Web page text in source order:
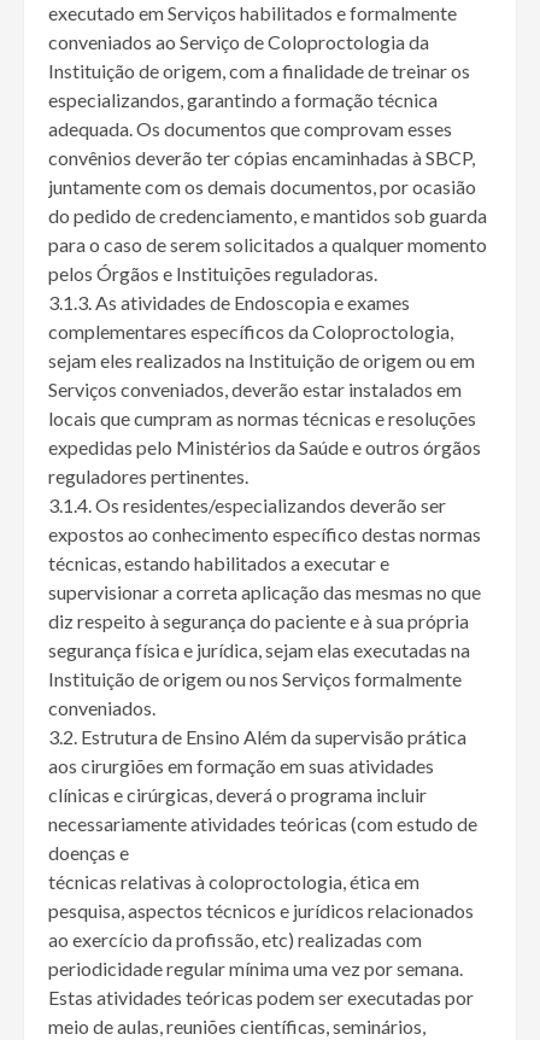
executado em Serviços habilitados e formalmente
conveniados ao Serviço de Coloproctologia da
Instituição de origem, com a finalidade de treinar os
especializandos, garantindo a formação técnica
adequada. Os documentos que comprovam esses
convênios deverão ter cópias encaminhadas à SBCP,
juntamente com os demais documentos, por ocasião
do pedido de credenciamento, e mantidos sob guarda
para o caso de serem solicitados a qualquer momento
pelos Órgãos e Instituições reguladoras.
3.1.3. As atividades de Endoscopia e exames
complementares específicos da Coloproctologia,
sejam eles realizados na Instituição de origem ou em
Serviços conveniados, deverão estar instalados em
locais que cumpram as normas técnicas e resoluções
expedidas pelo Ministérios da Saúde e outros órgãos
reguladores pertinentes.
3.1.4. Os residentes/especializandos deverão ser
expostos ao conhecimento específico destas normas
técnicas, estando habilitados a executar e
supervisionar a correta aplicação das mesmas no que
diz respeito à segurança do paciente e à sua própria
segurança física e jurídica, sejam elas executadas na
Instituição de origem ou nos Serviços formalmente
conveniados.
3.2. Estrutura de Ensino Além da supervisão prática
aos cirurgiões em formação em suas atividades
clínicas e cirúrgicas, deverá o programa incluir
necessariamente atividades teóricas (com estudo de
doenças e
técnicas relativas à coloproctologia, ética em
pesquisa, aspectos técnicos e jurídicos relacionados
ao exercício da profissão, etc) realizadas com
periodicidade regular mínima uma vez por semana.
Estas atividades teóricas podem ser executadas por
meio de aulas, reuniões científicas, seminários,